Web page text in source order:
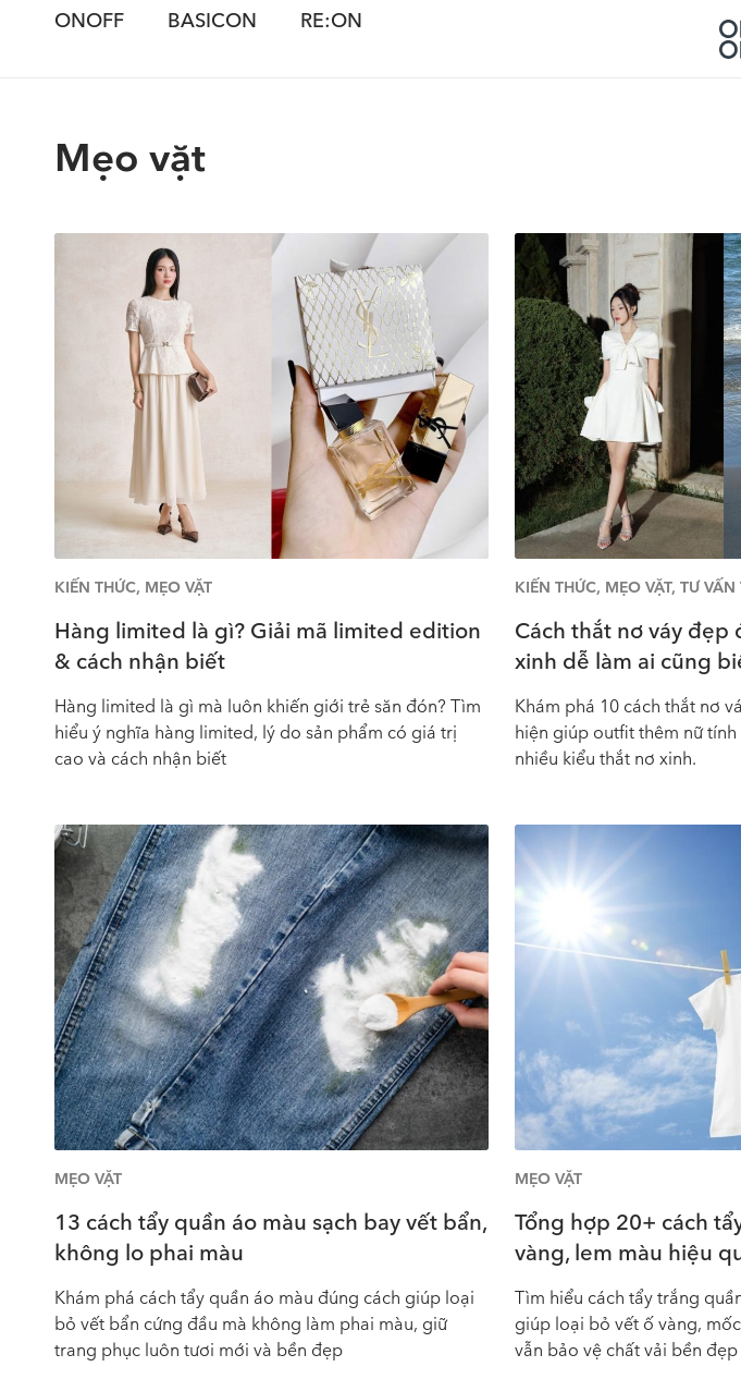
ONOFF BASICON RE:ON
Mẹo vặt
KIẾN THỨC, MẸO VẶT
Hàng limited là gì? Giải mã limited edition
& cách nhận biết
Hàng limited là gì mà luôn khiến giới trẻ săn đón? Tìm
hiểu ý nghĩa hàng limited, lý do sản phẩm có giá trị
cao và cách nhận biết
KIẾN THỨC, MẸO VẶT, TƯ VẤN
Cách thắt nơ váy đẹp
xinh dễ làm ai cũng
Khám phá 10 cách thắt nơ
hiện giúp outfit thêm nữ
nhiều kiểu thắt nơ xinh.
MẸO VẶT
13 cách tẩy quần áo màu sạch bay vết bẩn,
không lo phai màu
Khám phá cách tẩy quần áo màu đúng cách giúp loại
bỏ vết bẩn cứng đầu mà không làm phai màu, giữ
trang phục luôn tươi mới và bền đẹp
MẸO VẶT
Tổng hợp 20+ cách
vàng, lem màu hiệu
Tìm hiểu cách tẩy trắng
giúp loại bỏ vết ố vàng,
vẫn bảo vệ chất vải bền